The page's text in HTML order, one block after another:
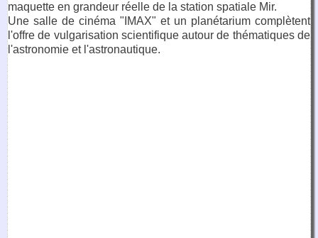
maquette en grandeur réelle de la station spatiale Mir.
Une salle de cinéma "IMAX" et un planétarium complètent
l'offre de vulgarisation scientifique autour de thématiques de
l'astronomie et l'astronautique.